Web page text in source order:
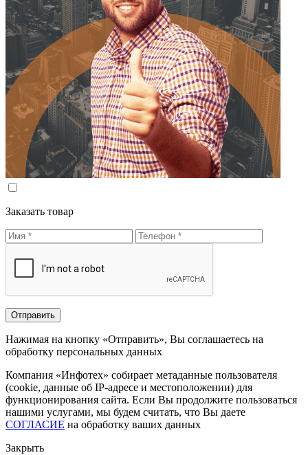
Заказать товар
Нажимая на кнопку «Отправить», Вы соглашаетесь на
обработку персональных данных
Компания «Инфотех» собирает метаданные пользователя
(cookie, данные об IP-адресе и местоположении) для
функционирования сайта. Если Вы продолжите пользоваться
нашими услугами, мы будем считать, что Вы даете
СОГЛАСИЕ на обработку ваших данных
Закрыть